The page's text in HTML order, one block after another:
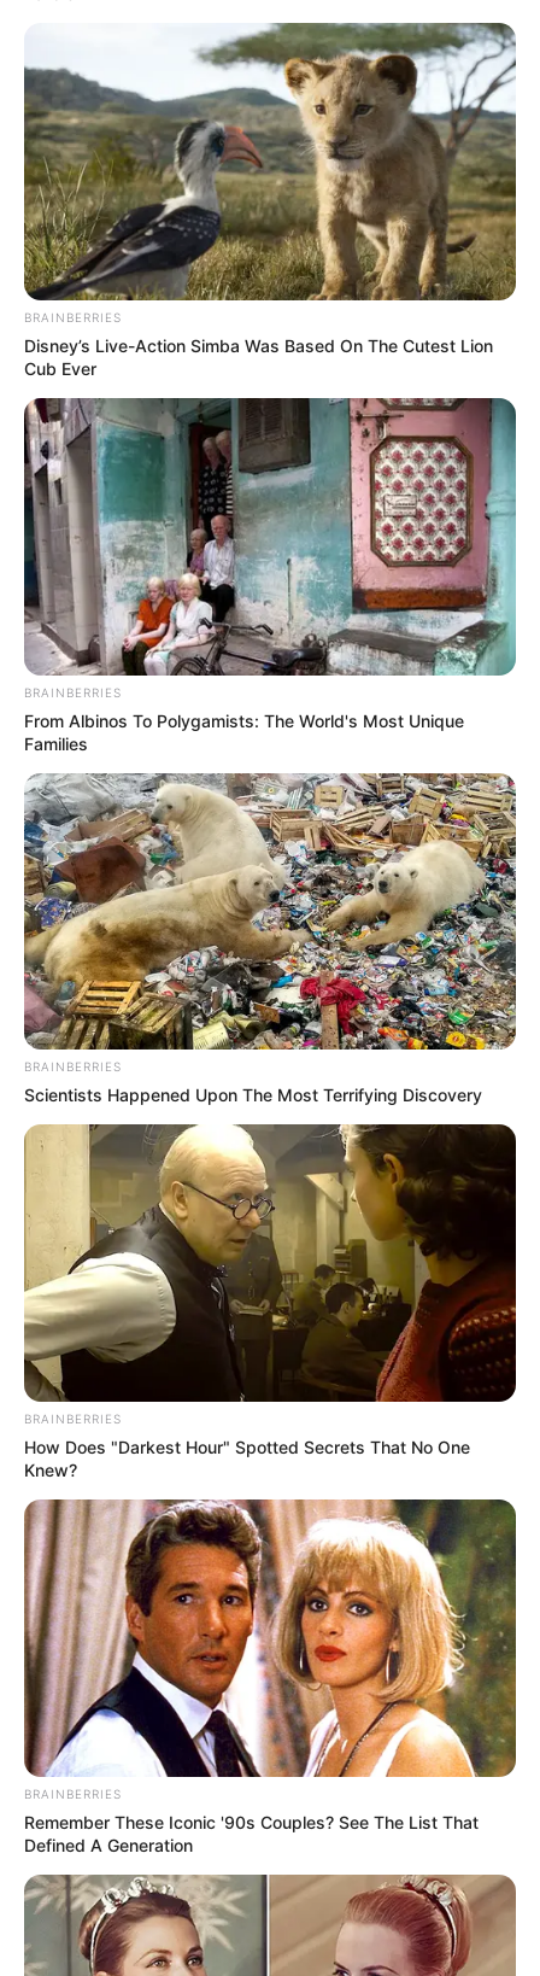
BRAINBERRIES
Disney’s Live-Action Simba Was Based On The Cutest Lion
Cub Ever
BRAINBERRIES
From Albinos To Polygamists: The World's Most Unique
Families
BRAINBERRIES
Scientists Happened Upon The Most Terrifying Discovery
BRAINBERRIES
How Does "Darkest Hour" Spotted Secrets That No One
Knew?
BRAINBERRIES
Remember These Iconic '90s Couples? See The List That
Defined A Generation